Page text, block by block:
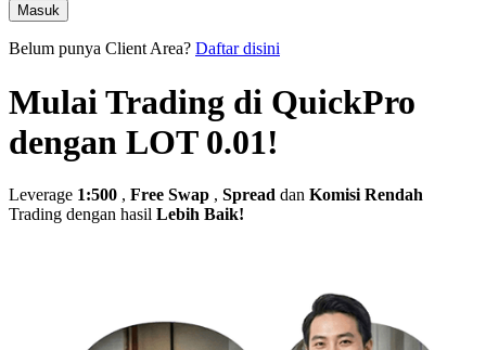
Masuk
Belum punya Client Area? Daftar disini
Mulai Trading di QuickPro
dengan LOT 0.01!
Leverage 1:500 , Free Swap , Spread dan Komisi Rendah
Trading dengan hasil Lebih Baik!